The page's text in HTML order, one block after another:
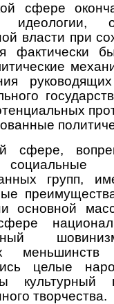
сфере
идеологии,
власти при
фактически
сфере,
групп,
основной
целые
творчества.